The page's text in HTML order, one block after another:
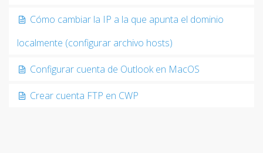
Cómo cambiar la IP a la que apunta el dominio
localmente (configurar archivo hosts)
Configurar cuenta de Outlook en MacOS
Crear cuenta FTP en CWP